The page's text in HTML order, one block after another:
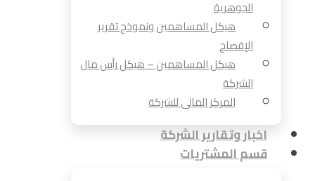
الجوهرية
هيكل المساهمين ونموذج تقرير
الإفصاح
هيكل المساهمين – هيكل رأس مال
الشركة
المركز المالى للشركة
اخبار وتقارير الشركة
قسم المشتريات